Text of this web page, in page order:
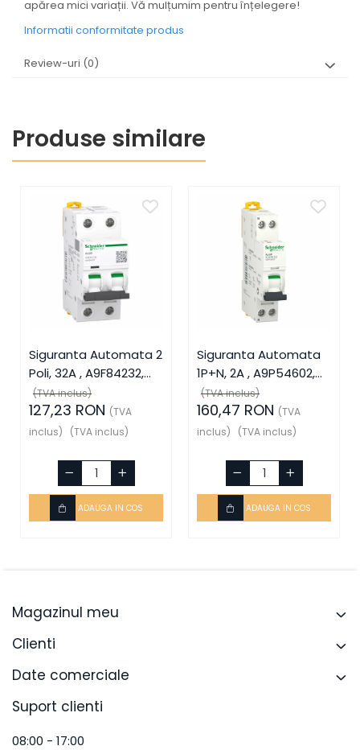
apărea mici variații. Vă mulțumim pentru înțelegere!
Informatii conformitate produs
Review-uri (0)
Produse similare
Siguranta Automata 2
Poli, 32A , A9F84232,
Schneider Electric
(TVA inclus)
127,23 RON (TVA
inclus)
(TVA inclus)
ADAUGA IN COS
Siguranta Automata
1P+N, 2A , A9P54602,
Schneider Electric
(TVA inclus)
160,47 RON (TVA
inclus)
(TVA inclus)
ADAUGA IN COS
Magazinul meu
Clienti
Date comerciale
Suport clienti
08:00 - 17:00